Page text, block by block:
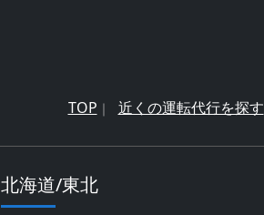
TOP 近くの運転代行を探す
北海道/東北